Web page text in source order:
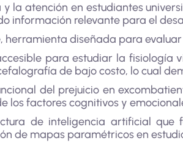
la atención en estudiantes
información relevante para el
herramienta diseñada para
para estudiar la fisiología
de bajo costo, lo cual
del prejuicio en
los factores cognitivos y
de inteligencia artificial
de mapas paramétricos en